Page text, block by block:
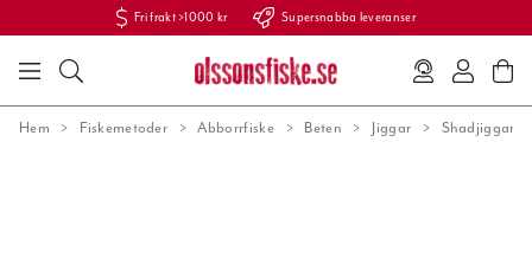
Fri frakt >1000 kr Supersnabba leveranser
Hem Fiskemetoder Abborrfiske Beten Jiggar Shadjiggar